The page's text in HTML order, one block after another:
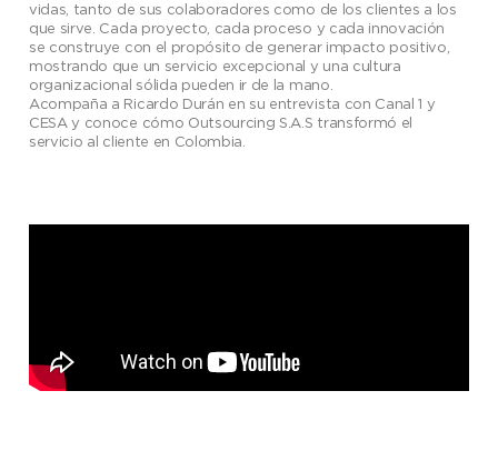
vidas, tanto de sus colaboradores como de los clientes a los
que sirve. Cada proyecto, cada proceso y cada innovación
se construye con el propósito de generar impacto positivo,
mostrando que un servicio excepcional y una cultura
organizacional sólida pueden ir de la mano.
Acompaña a Ricardo Durán en su entrevista con Canal 1 y
CESA y conoce cómo Outsourcing S.A.S transformó el
servicio al cliente en Colombia.